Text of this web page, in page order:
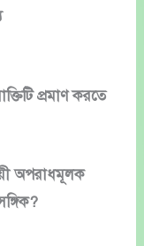
প্রমাণ করতে
অপরাধমূলক